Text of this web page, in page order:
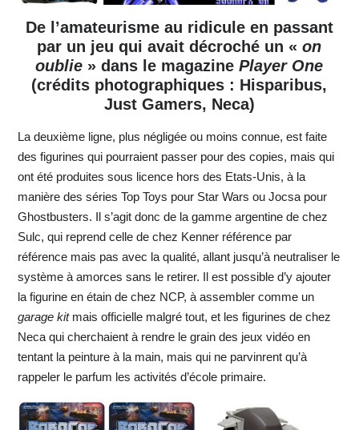
De l’amateurisme au ridicule en passant
par un jeu qui avait décroché un «on
oublie » dans le magazinePlayer One
(crédits photographiques : Hisparibus,
Just Gamers, Neca)
La deuxième ligne, plus négligée ou moins connue, est faite
des figurines qui pourraient passer pour des copies, mais qui
ont été produites sous licence hors des Etats-Unis, à la
manière des séries Top Toys pour Star Wars ou Jocsa pour
Ghostbusters. Il s’agit donc de la gamme argentine de chez
Sulc, qui reprend celle de chez Kenner référence par
référence mais pas avec la qualité, allant jusqu’à neutraliser le
système à amorces sans le retirer. Il est possible d’y ajouter
la figurine en étain de chez NCP, à assembler comme un
garage kitmais officielle malgré tout, et les figurines de chez
Neca qui cherchaient à rendre le grain des jeux vidéo en
tentant la peinture à la main, mais qui ne parvinrent qu’à
rappeler le parfum les activités d’école primaire.